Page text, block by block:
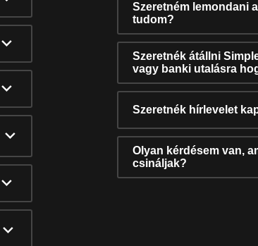
Szeretném lemondani
tudom?
Szeretnék átállni
vagy banki utalásra
Szeretnék hírlevelet
Olyan kérdésem van,
csináljak?